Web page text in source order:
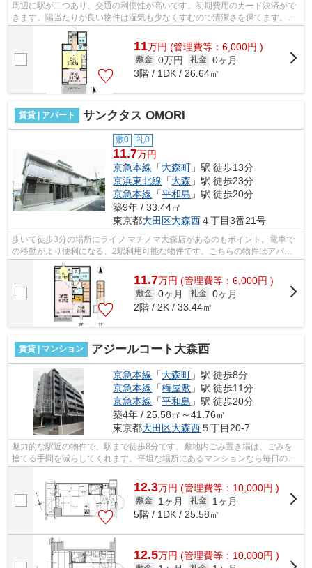
周辺に駅が二つあり、交通の利便性が高いです。初期費用のカード決済がで
きます。陽当たりが良い物件は湿気も少なくすむので清潔さを保てます。場
所が平坦なのは、ランニングをする上...
11万円 (管理費等：6,000円 )
敷金 0万円 礼金 0ヶ月
3階 / 1DK / 26.64㎡
賃貸 | アパート サンクタス OMORI
敷0 礼0
11.7万円
京急本線 「大森町 」駅 徒歩13分
京浜東北線 「大森 」駅 徒歩23分
京急本線 「平和島 」駅 徒歩20分
築9年 / 33.44㎡
東京都大田区大森西４丁目3番21号
歩いて徒歩3分の場所にライフ マチノマ大森店があるのもポイント。電車で
の移動がより便利になる、2駅利用可能な物件です。こちらの物件はアパー
トです。初期費用のカード決済ができま...
11.7万円 (管理費等：6,000円 )
敷金 0ヶ月 礼金 0ヶ月
2階 / 2K / 33.44㎡
賃貸 | マンション アジールコート大森西
京急本線 「大森町 」駅 徒歩8分
京急本線 「梅屋敷 」駅 徒歩11分
京急本線 「平和島 」駅 徒歩20分
築4年 / 25.58㎡～41.76㎡
東京都大田区大森西５丁目20-7
魅力的な駅近の物件で、駅まで徒歩8分です。敷地内ごみ置き場は、ごみを
捨てる手間を減らしてくれます。平坦な場所にあるマンションなら毎日の移
12.3万円 (管理費等：10,000円 )
敷金 1ヶ月 礼金
1ヶ月
5階 / 1DK / 25.58㎡
12.5万円 (管理費等：10,000円 )